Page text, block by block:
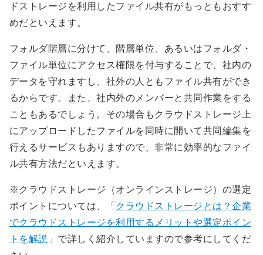
ドストレージを利用したファイル共有がもっともおすす
めだといえます。
フォルダ階層に分けて、階層単位、あるいはフォルダ・
ファイル単位にアクセス権限を付与することで、社内の
データを守れますし、社外の人ともファイル共有ができ
るからです。また、社内外のメンバーと共同作業をする
こともあるでしょう。その場合もクラウドストレージ上
にアップロードしたファイルを同時に開いて共同編集を
行えるサービスもありますので、非常に効率的なファイ
ル共有方法だといえます。
※クラウドストレージ（オンラインストレージ）の選定
ポイントについては、「 クラウドストレージとは？企業
でクラウドストレージを利用するメリットや選定ポイン
トを解説 」で詳しく紹介していますので参考にしてくだ